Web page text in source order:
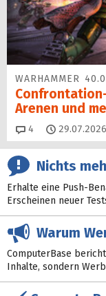
WARHAMMER
Arenen und
4 Kommentare
29.07.2026
Nichts
Erhalte eine Push-
Erscheinen neuer
Warum
ComputerBase
Inhalte, sondern